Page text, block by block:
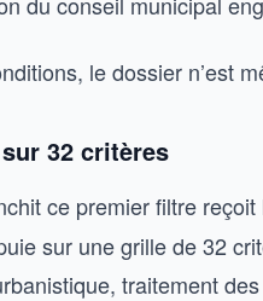
le dossier n’est
32 critères
ce premier filtre reçoit
sur une grille de 32
traitement